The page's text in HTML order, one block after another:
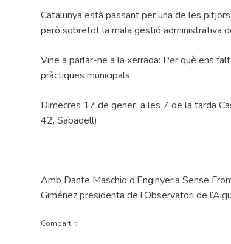
Catalunya està passant per una de les
però sobretot la mala gestió administrativa
Vine a parlar-ne a la xerrada: Per què ens
pràctiques municipals
Dimecres 17 de gener a les 7 de la tarda
42, Sabadell)
Amb Dante Maschio d’Enginyeria Sense
Giménez presidenta de l’Observatori de
Compartir: